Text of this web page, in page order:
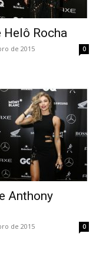
Helô Rocha
de 2015 0
Anthony
de 2015 0